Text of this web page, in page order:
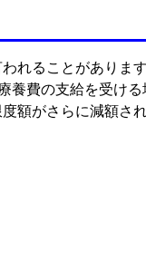
れることがありま
養費の支給を受ける
額がさらに減額さ